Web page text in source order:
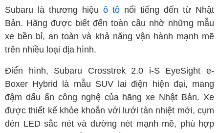
Subaru là thương hiệu ô tô nổi tiếng đến từ Nhật
Bản. Hãng được biết đến toàn cầu nhờ những mẫu
xe bền bỉ, an toàn và khả năng vận hành mạnh mẽ
trên nhiều loại địa hình.
Điển hình, Subaru Crosstrek 2.0 i-S EyeSight e-
Boxer Hybrid là mẫu SUV lai điện hiện đại, mang
đậm dấu ấn công nghệ của hãng xe Nhật Bản. Xe
được thiết kế khỏe khoắn với lưới tản nhiệt mới, cụm
đèn LED sắc nét và đường nét mạnh mẽ, phù hợp